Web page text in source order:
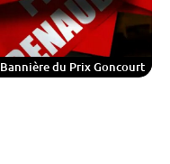
Bannière du Prix Goncourt